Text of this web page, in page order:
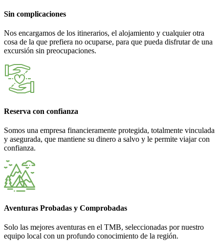
Sin complicaciones
Nos encargamos de los itinerarios, el alojamiento y cualquier otra
cosa de la que prefiera no ocuparse, para que pueda disfrutar de una
excursión sin preocupaciones.
Reserva con confianza
Somos una empresa financieramente protegida, totalmente vinculada
y asegurada, que mantiene su dinero a salvo y le permite viajar con
confianza.
Aventuras Probadas y Comprobadas
Solo las mejores aventuras en el TMB, seleccionadas por nuestro
equipo local con un profundo conocimiento de la región.